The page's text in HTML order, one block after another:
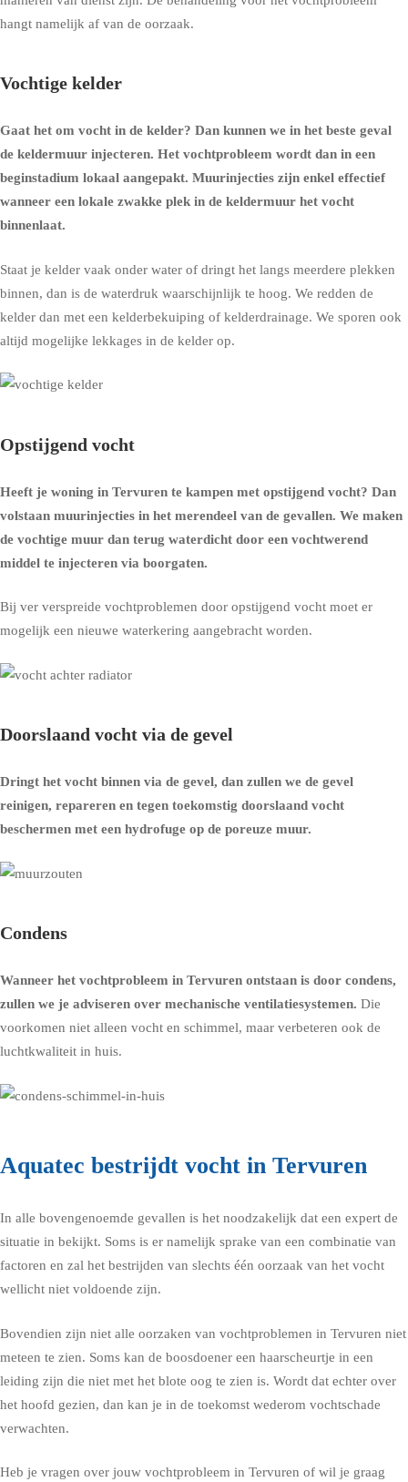
hangt namelijk af van de oorzaak.
Vochtige kelder
Gaat het om vocht in de kelder? Dan kunnen we in het beste geval
de keldermuur injecteren. Het vochtprobleem wordt dan in een
beginstadium lokaal aangepakt. Muurinjecties zijn enkel effectief
wanneer een lokale zwakke plek in de keldermuur het vocht
binnenlaat.
Staat je kelder vaak onder water of dringt het langs meerdere plekken
binnen, dan is de waterdruk waarschijnlijk te hoog. We redden de
kelder dan met een kelderbekuiping of kelderdrainage. We sporen ook
altijd mogelijke lekkages in de kelder op.
Opstijgend vocht
Heeft je woning in Tervuren te kampen met opstijgend vocht? Dan
volstaan muurinjecties in het merendeel van de gevallen. We maken
de vochtige muur dan terug waterdicht door een vochtwerend
middel te injecteren via boorgaten.
Bij ver verspreide vochtproblemen door opstijgend vocht moet er
mogelijk een nieuwe waterkering aangebracht worden.
Doorslaand vocht via de gevel
Dringt het vocht binnen via de gevel, dan zullen we de gevel
reinigen, repareren en tegen toekomstig doorslaand vocht
beschermen met een hydrofuge op de poreuze muur.
Condens
Wanneer het vochtprobleem in Tervuren ontstaan is door condens,
zullen we je adviseren over mechanische ventilatiesystemen. Die
voorkomen niet alleen vocht en schimmel, maar verbeteren ook de
luchtkwaliteit in huis.
Aquatec bestrijdt vocht in Tervuren
In alle bovengenoemde gevallen is het noodzakelijk dat een expert de
situatie in bekijkt. Soms is er namelijk sprake van een combinatie van
factoren en zal het bestrijden van slechts één oorzaak van het vocht
wellicht niet voldoende zijn.
Bovendien zijn niet alle oorzaken van vochtproblemen in Tervuren niet
meteen te zien. Soms kan de boosdoener een haarscheurtje in een
leiding zijn die niet met het blote oog te zien is. Wordt dat echter over
het hoofd gezien, dan kan je in de toekomst wederom vochtschade
verwachten.
Heb je vragen over jouw vochtprobleem in Tervuren of wil je graag